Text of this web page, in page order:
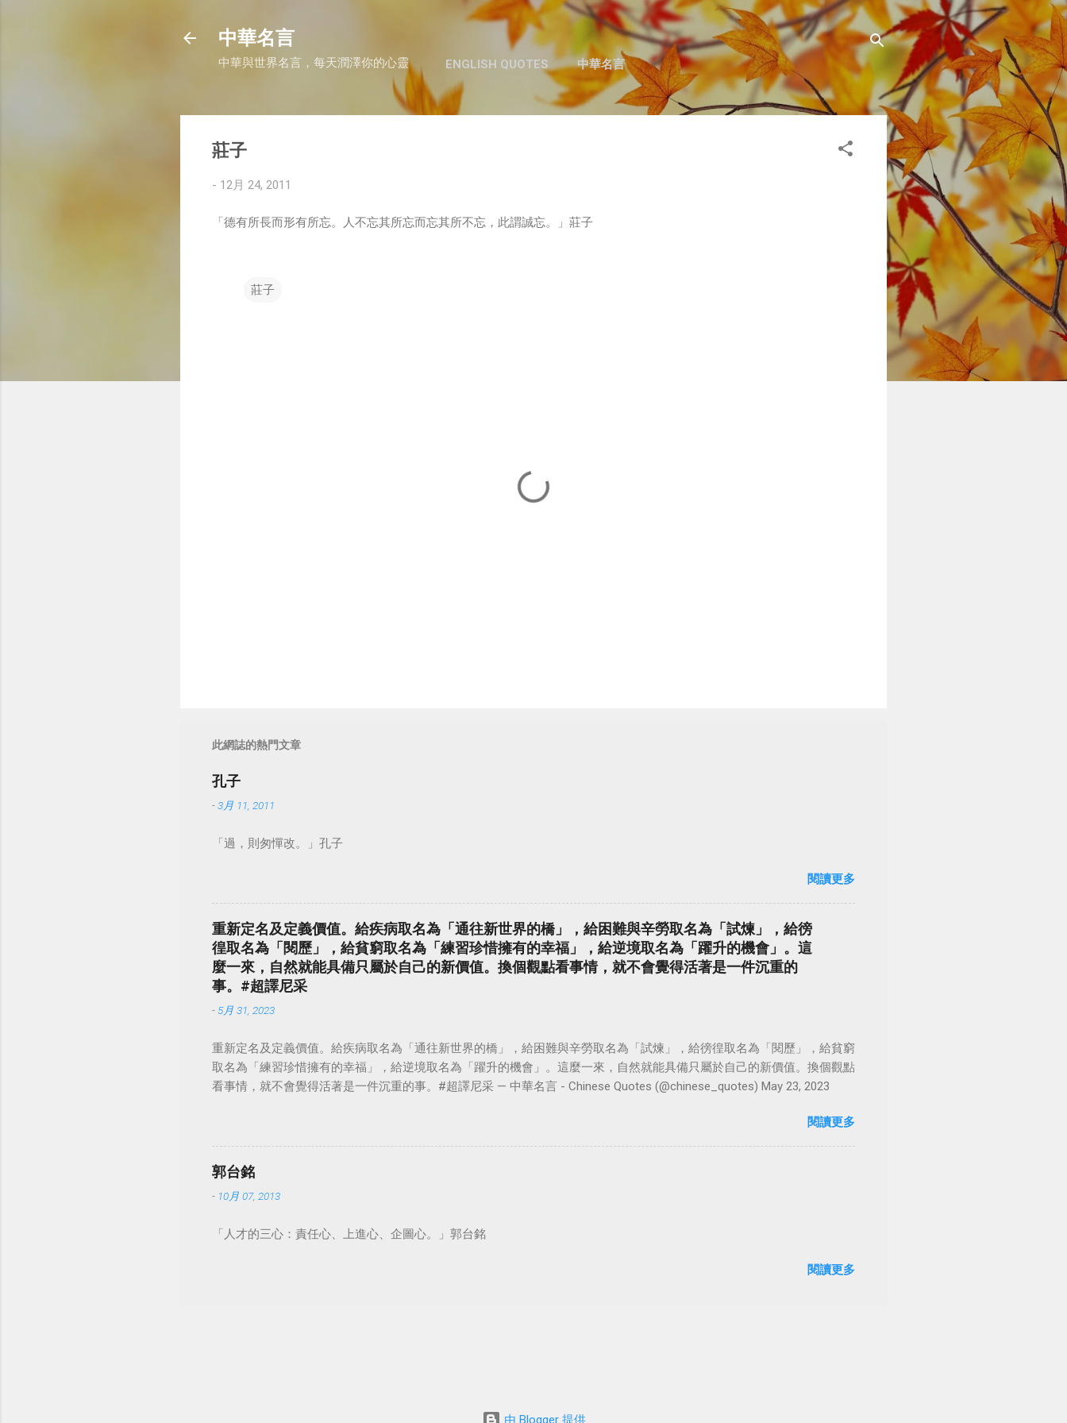
跳至主要內容
中華名言
中華與世界名言，每天潤澤你的心靈 ENGLISH QUOTES 中華名言
莊子
- 12月 24, 2011
「德有所長而形有所忘。人不忘其所忘而忘其所不忘，此謂誠忘。」莊子
莊子
此網誌的熱門文章
孔子
-3月 11, 2011
「過，則匆憚改。」孔子
閱讀更多
重新定名及定義價值。給疾病取名為「通往新世界的橋」，給困難與辛勞取名為「試煉」，給徬
徨取名為「閱歷」，給貧窮取名為「練習珍惜擁有的幸福」，給逆境取名為「躍升的機會」。這
麼一來，自然就能具備只屬於自己的新價值。換個觀點看事情，就不會覺得活著是一件沉重的
事。#超譯尼采
- 5月 31, 2023
重新定名及定義價值。給疾病取名為「通往新世界的橋」，給困難與辛勞取名為「試煉」，給徬徨取名為「閱歷」，給貧窮
取名為「練習珍惜擁有的幸福」，給逆境取名為「躍升的機會」。這麼一來，自然就能具備只屬於自己的新價值。換個觀點
看事情，就不會覺得活著是一件沉重的事。#超譯尼采 — 中華名言 - Chinese Quotes (@chinese_quotes) May 23, 2023
閱讀更多
郭台銘
- 10月 07, 2013
「人才的三心：責任心、上進心、企圖心。」郭台銘
閱讀更多
由 Blogger 提供